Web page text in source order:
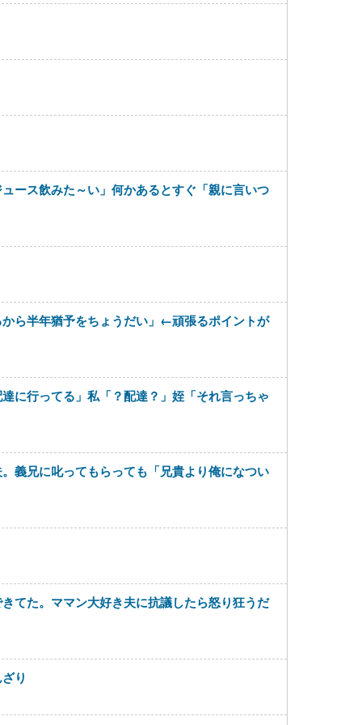
ース飲みた～い」何かあるとすぐ「親に言いつ
ら半年猶予をちょうだい」←頑張るポイントが
に行ってる」私「？配達？」姪「それ言っちゃ
義兄に叱ってもらっても「兄貴より俺になつい
てた。ママン大好き夫に抗議したら怒り狂うだ
り